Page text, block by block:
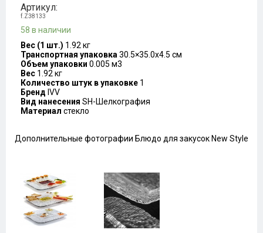
Артикул:
f.Z38133
58 в наличии
Вес (1 шт.) 1.92 кг
Транспортная упаковка 30.5×35.0x4.5 см
Объем упаковки 0.005 м3
Вес 1.92 кг
Количество штук в упаковке 1
Бренд IVV
Вид нанесения SH-Шелкография
Материал стекло
Дополнительные фотографии Блюдо для закусок New Style